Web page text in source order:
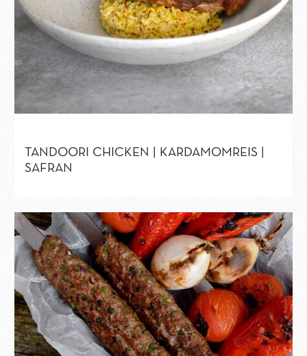
TANDOORI CHICKEN | KARDAMOMREIS |
SAFRAN